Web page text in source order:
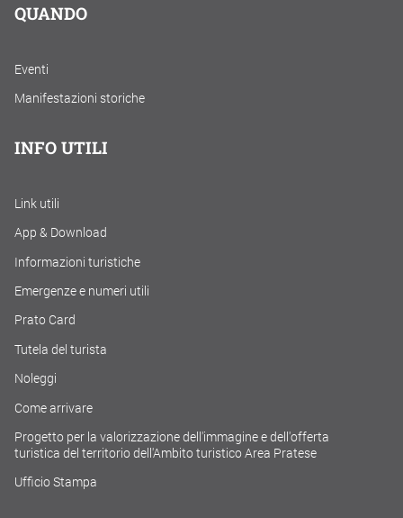
QUANDO
Eventi
Manifestazioni storiche
INFO UTILI
Link utili
App & Download
Informazioni turistiche
Emergenze e numeri utili
Prato Card
Tutela del turista
Noleggi
Come arrivare
Progetto per la valorizzazione dell'immagine e dell'offerta
turistica del territorio dell'Ambito turistico Area Pratese
Ufficio Stampa